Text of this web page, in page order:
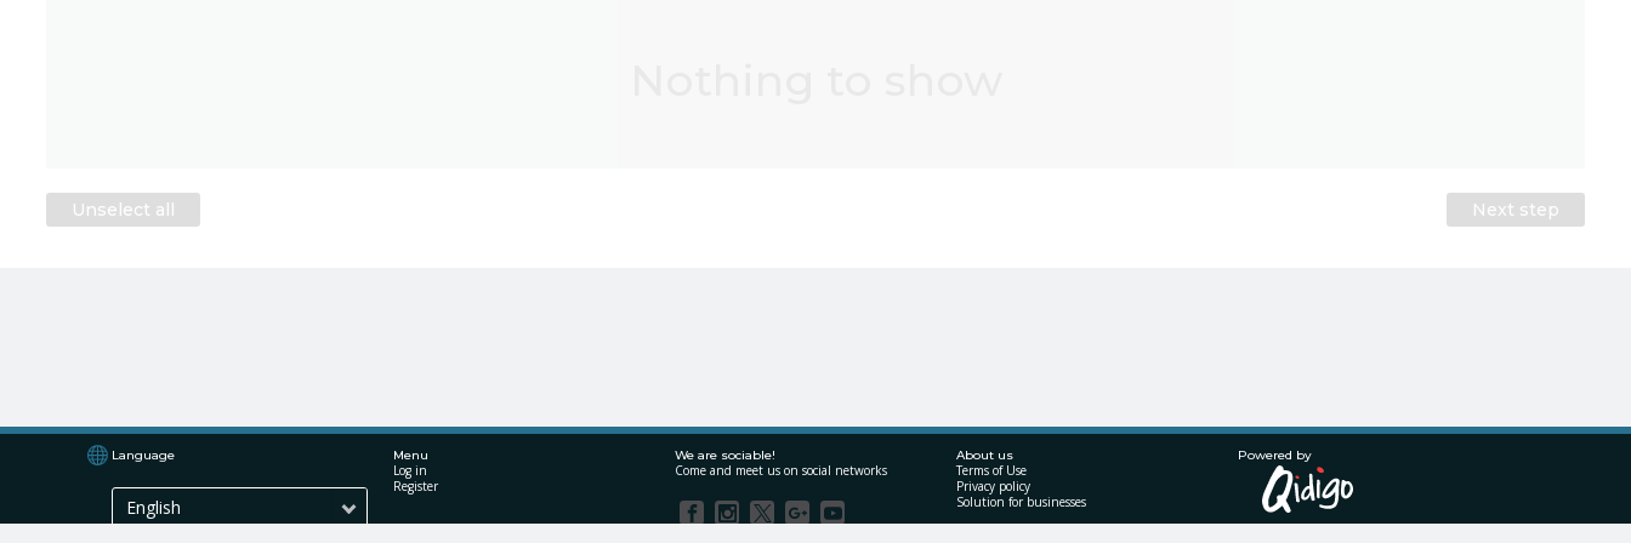
Unselect all Next step
Language
English
Menu
Log in
Register
We are sociable!
Come and meet us on social networks
About us
Terms of Use
Privacy policy
Solution for businesses
Powered by